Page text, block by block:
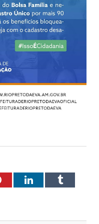
PinterestLinkedInTumblr